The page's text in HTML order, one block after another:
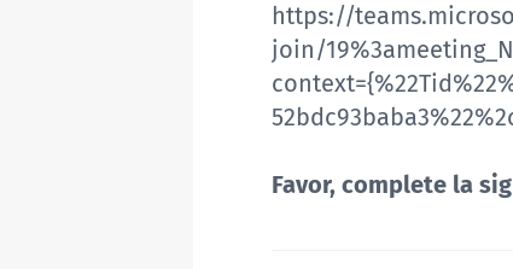
https://
join/
Favor, complete la